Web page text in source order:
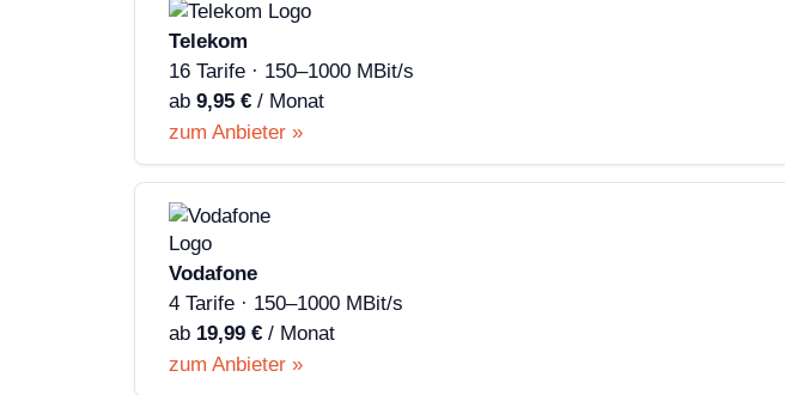
Telekom
16 Tarife · 150–1000 MBit/s
ab 9,95 € / Monat
zum Anbieter »
Vodafone
4 Tarife · 150–1000 MBit/s
ab 19,99 € / Monat
zum Anbieter »